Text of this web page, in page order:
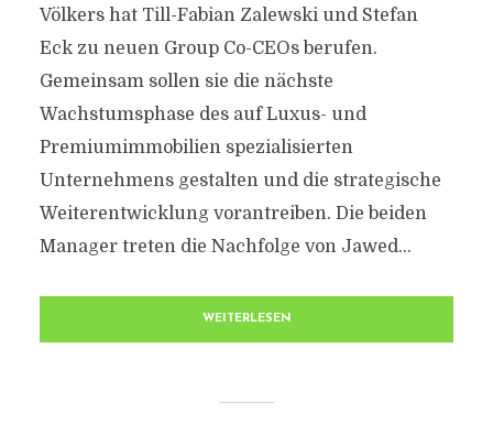
Völkers hat Till-Fabian Zalewski und Stefan
Eck zu neuen Group Co-CEOs berufen.
Gemeinsam sollen sie die nächste
Wachstumsphase des auf Luxus- und
Premiumimmobilien spezialisierten
Unternehmens gestalten und die strategische
Weiterentwicklung vorantreiben. Die beiden
Manager treten die Nachfolge von Jawed...
WEITERLESEN